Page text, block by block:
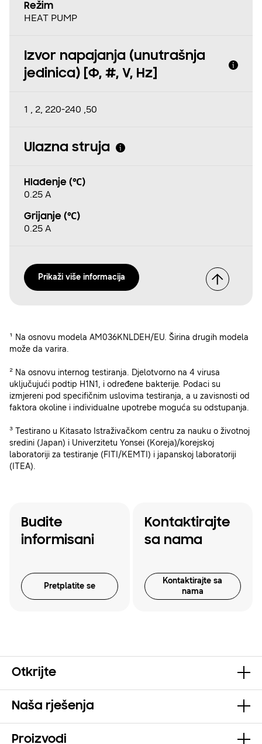
Režim
HEAT PUMP
Izvor napajanja (unutrašnja
jedinica) [Φ, #, V, Hz]
1 , 2, 220-240 ,50
Ulazna struja
Hlađenje (℃)
0.25 A
Grijanje (℃)
0.25 A
Prikaži više informacija
¹ Na osnovu modela AM036KNLDEH/EU. Širina drugih modela
može da varira.
² Na osnovu internog testiranja. Djelotvorno na 4 virusa
uključujući podtip H1N1, i određene bakterije. Podaci su
izmjereni pod specifičnim uslovima testiranja, a u zavisnosti od
faktora okoline i individualne upotrebe moguća su odstupanja.
³ Testirano u Kitasato Istraživačkom centru za nauku o životnoj
sredini (Japan) i Univerzitetu Yonsei (Koreja)/korejskoj
laboratoriji za testiranje (FITI/KEMTI) i japanskoj laboratoriji
(ITEA).
Budite
informisani
Pretplatite se
Kontaktirajte
sa nama
Kontaktirajte sa
nama
Otkrijte
Naša rješenja
Proizvodi